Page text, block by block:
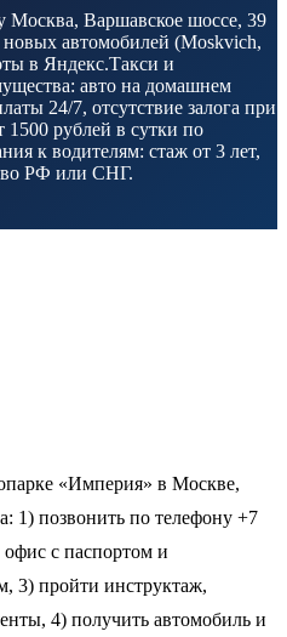
Москва, Варшавское шоссе, 39
новых автомобилей (Moskvich,
в Яндекс.Такси и
авто на домашнем
24/7, отсутствие залога при
1500 рублей в сутки по
к водителям: стаж от 3 лет,
РФ или СНГ.
«Империя» в Москве,
1) позвонить по телефону +7
с паспортом и
3) пройти инструктаж,
4) получить автомобиль и